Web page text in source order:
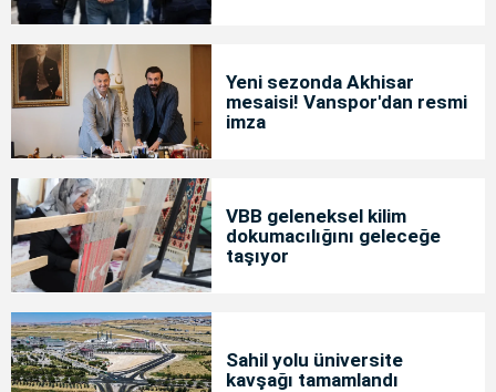
Yeni sezonda Akhisar
mesaisi! Vanspor'dan resmi
imza
VBB geleneksel kilim
dokumacılığını geleceğe
taşıyor
Sahil yolu üniversite
kavşağı tamamlandı